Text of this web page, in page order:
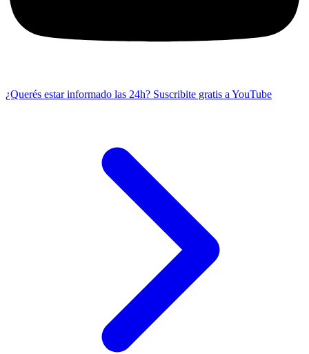
¿Querés estar informado las 24h? Suscribite gratis a YouTube